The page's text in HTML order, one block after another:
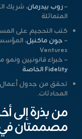
–روب بيدرمان، شريك
المتماثلة
كتب التحجيم على
–جون ماكنيل
Ventures
– خبراء قانونيين ونمو
Fidelity الخاصة
تحقق من جدول
المحادثات.
من بذرة إلى
مصممتان في